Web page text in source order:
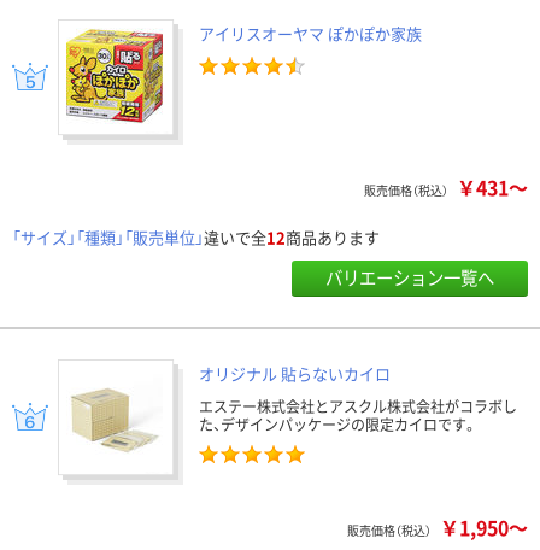
アイリスオーヤマ ぽかぽか家族
販売価格（税込） ￥431～
「サイズ」「種類」「販売単位」違いで全12商品あります
バリエーション一覧へ
オリジナル 貼らないカイロ
エステー株式会社とアスクル株式会社がコラボし
た、デザインパッケージの限定カイロです。
販売価格（税込） ￥1,950～